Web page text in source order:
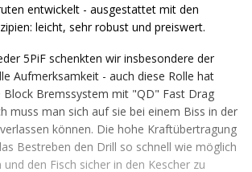
entwickelt - ausgestattet mit den
leicht, sehr robust und preiswert.
5PiF schenkten wir insbesondere der
Aufmerksamkeit - auch diese Rolle hat
Block Bremssystem mit "QD" Fast Drag
muss man sich auf sie bei einem Biss in der
können. Die hohe Kraftübertragung
Bestreben den Drill so schnell wie möglich
und den Fisch sicher in den Kescher zu